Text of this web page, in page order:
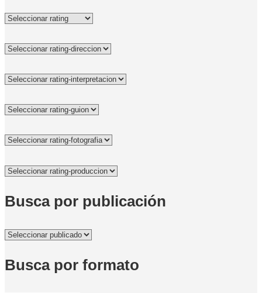
Busca por publicación
Busca por formato